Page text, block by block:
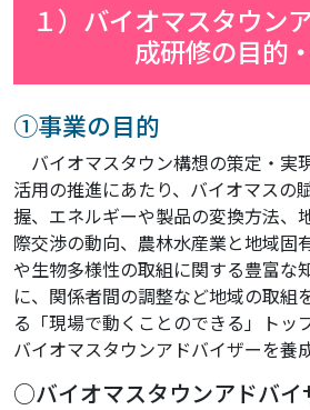
１）バイオマスタウン
成研修の目的
①事業の目的
バイオマスタウン構想の策定・実
活用の推進にあたり、バイオマスの
握、エネルギーや製品の変換方法、
際交渉の動向、農林水産業と地域固
や生物多様性の取組に関する豊富な
に、関係者間の調整など地域の取組
る「現場で動くことのできる」トッ
バイオマスタウンアドバイザーを養
○バイオマスタウンアドバイ